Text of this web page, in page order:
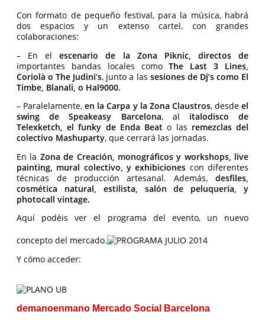
Con formato de pequeño festival, para la música, habrá
dos espacios y un extenso cartel, con grandes
colaboraciones:
– En elescenario de la Zona Piknic,
directos de
importantes bandas locales comoThe Last 3 Lines,
Coriolà o The Judini’s, junto a las sesiones de Dj’s como El
Timbe, Blanali, o Hal9000.
– Paralelamente,en la Carpa y la Zona Claustros, desdeel
swing de Speakeasy Barcelona, al italodisco de
Telexketch, el funky de Enda Beat o las remezclas del
colectivo Mashuparty, que cerrará las jornadas.
En la Zona de Creación,
monográficos y workshops, live
painting, mural colectivo, y exhibiciones con diferentes
técnicas de producción artesanal. Además, desfiles,
cosmética natural, estilista, salón de peluquería, y
photocall vintage.
Aquí podéis ver el programa del evento, un nuevo
concepto del mercado.
Y cómo acceder:
demanoenmano Mercado Social Barcelona